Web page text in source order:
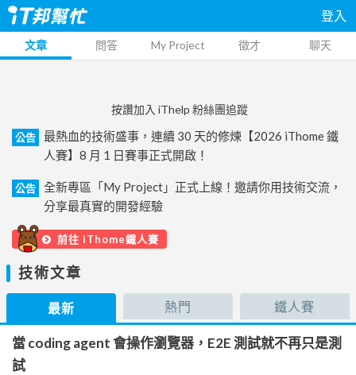
登入
文章 問答 My Project 徵才 聊天
按讚加入 iThelp 粉絲團追蹤
公告
最熱血的技術盛事，連續 30 天的修煉【2026 iThome 鐵
人賽】8 月 1 日賽事正式開啟！
公告
全新專區「My Project」正式上線！邀請你用技術交流，
分享最真實的開發經驗
前往 iThome鐵人賽
技術文章
最新 熱門 鐵人賽
當 coding agent 會操作瀏覽器，E2E 測試就不再只是測
試